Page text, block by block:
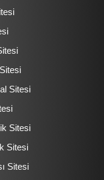
Sitesi
Sitesi
Sitesi
Sitesi